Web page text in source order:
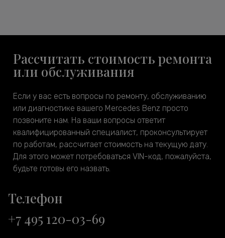
Рассчитать стоимость ремонта
или обслуживания
Если у вас есть вопросы по ремонту, обслуживанию
или диагностике вашего Mercedes Benz просто
позвоните нам. На ваши вопросы ответит
квалифицированный специалист, проконсультирует
по работам, рассчитает стоимость на текущую дату.
Для этого может потребоваться VIN-код, пожалуйста,
будьте готовы его назвать.
Телефон
+7 495 120-03-69